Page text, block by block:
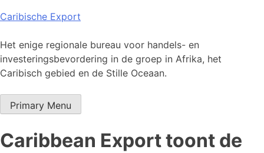
Skip
content
Caribische Export
Het enige regionale bureau voor handels- en
investeringsbevordering in de groep in Afrika, het
Caribisch gebied en de Stille Oceaan.
Primary Menu
Caribbean Export toont de